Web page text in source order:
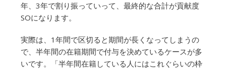
年、3年で割り振っていって、最終的な合計が貢献度
SOになります。
実際は、1年間で区切ると期間が長くなってしまうの
で、半年間の在籍期間で付与を決めているケースが多
いです。「半年間在籍している人にはこれぐらいの枠